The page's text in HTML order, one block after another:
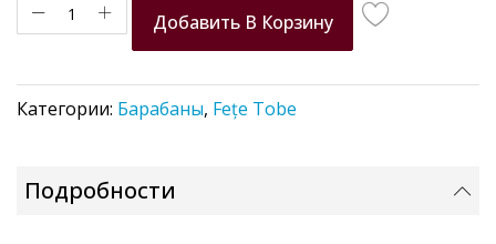
Добавить В Корзину
Категории: Барабаны, Fețe Tobe
Подробности